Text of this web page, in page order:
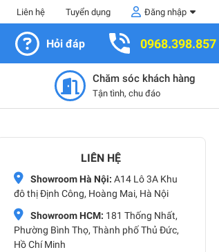
Liên hệ Tuyển dụng Đăng nhập
Hỏi đáp 0968.398.857
Chăm sóc khách hàng
Tận tình, chu đáo
LIÊN HỆ
Showroom Hà Nội: A14 Lô 3A Khu
đô thị Định Công, Hoàng Mai, Hà Nội
Showroom HCM: 181 Thống Nhất,
Phường Bình Thọ, Thành phố Thủ Đức,
Hồ Chí Minh